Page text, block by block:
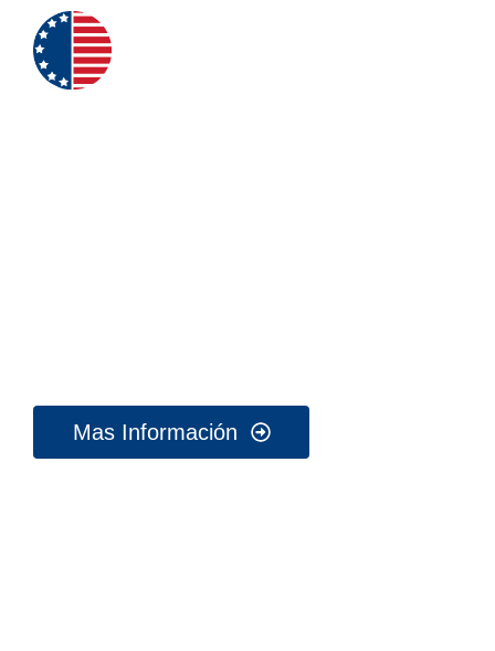
Mas Información